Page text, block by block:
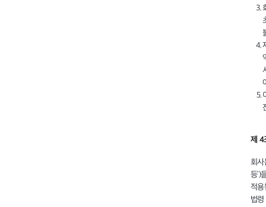
제 4
회사
등’)
적용
법령